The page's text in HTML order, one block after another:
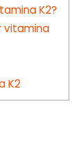
K2?
vitamina
K2